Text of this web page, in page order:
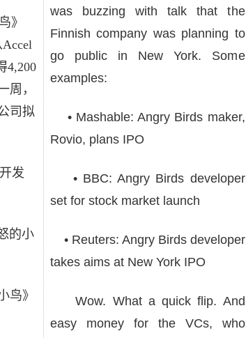
》
Accel
4,200
周，
司拟
发
的小
鸟》
was buzzing with talk that the
Finnish company was planning to
go public in New York. Some
examples:
• Mashable: Angry Birds maker,
Rovio, plans IPO
• BBC: Angry Birds developer
set for stock market launch
• Reuters: Angry Birds developer
takes aims at New York IPO
Wow. What a quick flip. And
easy money for the VCs, who